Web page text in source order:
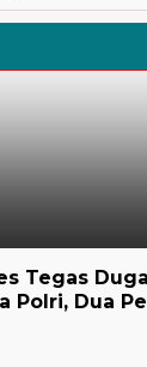
Tegas
Polri, Dua